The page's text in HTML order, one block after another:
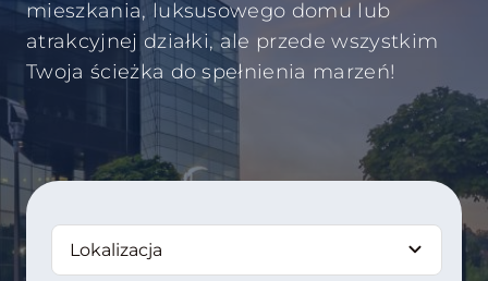
Zainwestuj
Flipuj
Komercyjne
Analizuj Grunt
mieszkania, luksusowego domu lub
atrakcyjnej działki, ale przede wszystkim
Twoja ścieżka do spełnienia marzeń!